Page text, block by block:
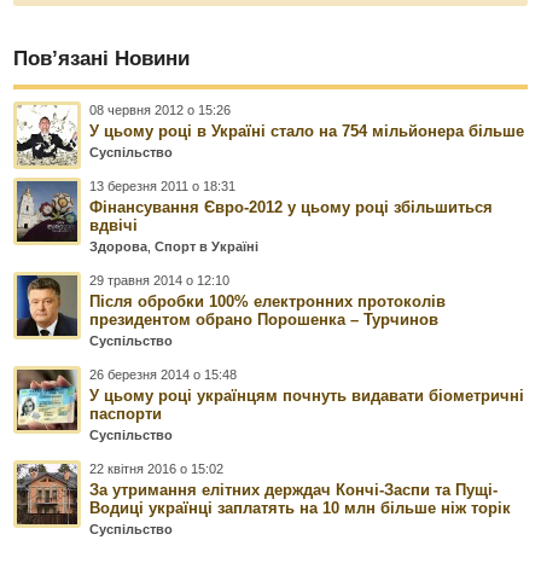
Пов’язані Новини
08 червня 2012 о 15:26
У цьому році в Україні стало на 754 мільйонера більше
Суспільство
13 березня 2011 о 18:31
Фінансування Євро-2012 у цьому році збільшиться
вдвічі
Здорова ,Спорт в Україні
29 травня 2014 о 12:10
Після обробки 100% електронних протоколів
президентом обрано Порошенка – Турчинов
Суспільство
26 березня 2014 о 15:48
У цьому році українцям почнуть видавати біометричні
паспорти
Суспільство
22 квітня 2016 о 15:02
За утримання елітних держдач Кончі-Заспи та Пущі-
Водиці українці заплатять на 10 млн більше ніж торік
Суспільство